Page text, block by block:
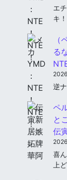
エ
キ
る
逆
ペ
と
伝
喜
上